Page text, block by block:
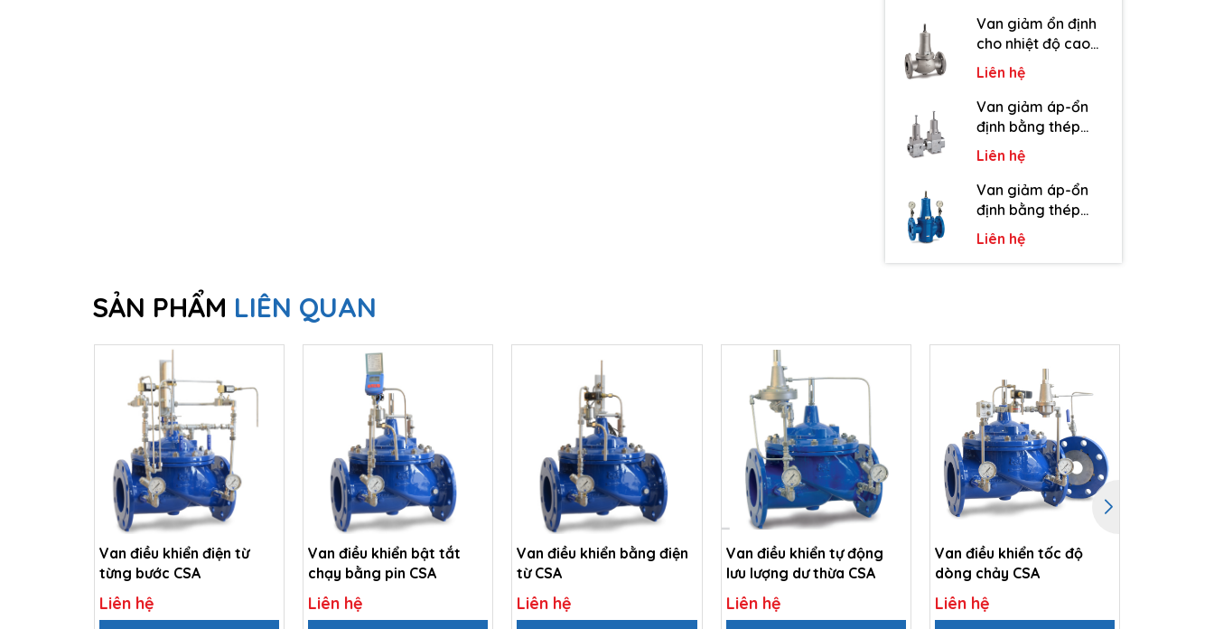
Van giảm ổn định
cho nhiệt độ cao
CSA
Liên hệ
Van giảm áp-ổn
định bằng thép
không gỉ CSA
Liên hệ
Van giảm áp-ổn
định bằng thép
cacbon CSA
Liên hệ
SẢN PHẨM LIÊN QUAN
Van điều khiển điện từ
từng bước CSA
Liên hệ
Van điều khiển bật tắt
chạy bằng pin CSA
Liên hệ
Van điều khiển bằng điện
từ CSA
Liên hệ
Van điều khiển tự động
lưu lượng dư thừa CSA
Liên hệ
Van điều khiển tốc độ
dòng chảy CSA
Liên hệ